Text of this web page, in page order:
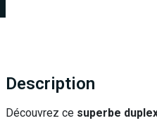
Description
Découvrez ce superbe